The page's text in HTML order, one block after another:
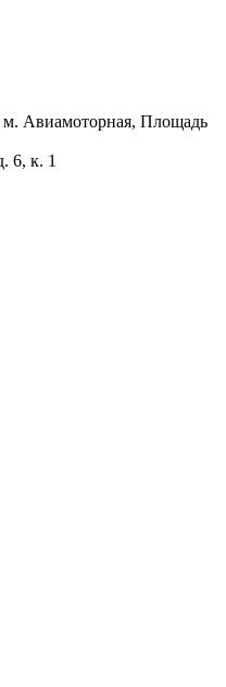
м. Авиамоторная, Площадь
6, к. 1